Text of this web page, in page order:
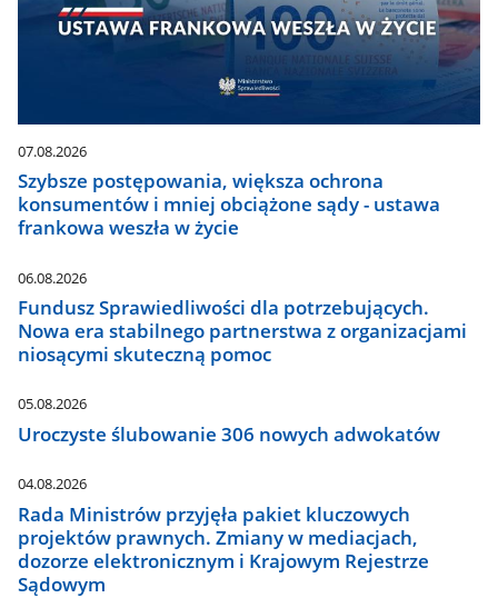
07.08.2026
Szybsze postępowania, większa ochrona
konsumentów i mniej obciążone sądy - ustawa
frankowa weszła w życie
06.08.2026
Fundusz Sprawiedliwości dla potrzebujących.
Nowa era stabilnego partnerstwa z organizacjami
niosącymi skuteczną pomoc
05.08.2026
Uroczyste ślubowanie 306 nowych adwokatów
04.08.2026
Rada Ministrów przyjęła pakiet kluczowych
projektów prawnych. Zmiany w mediacjach,
dozorze elektronicznym i Krajowym Rejestrze
Sądowym